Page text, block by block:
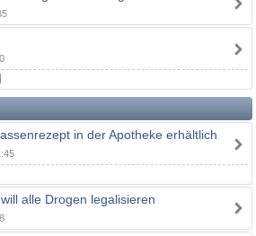
in der Apotheke erhältlich
alle Drogen legalisieren